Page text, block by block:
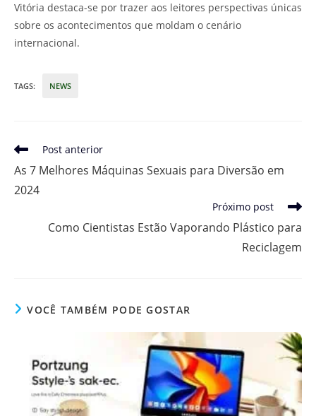
Vitória destaca-se por trazer aos leitores perspectivas únicas
sobre os acontecimentos que moldam o cenário
internacional.
TAGS: NEWS
Leia
artigos
Post anterior
As 7 Melhores Máquinas Sexuais para Diversão em
2024
Próximo post
Como Cientistas Estão Vaporando Plástico para
Reciclagem
VOCÊ TAMBÉM PODE GOSTAR